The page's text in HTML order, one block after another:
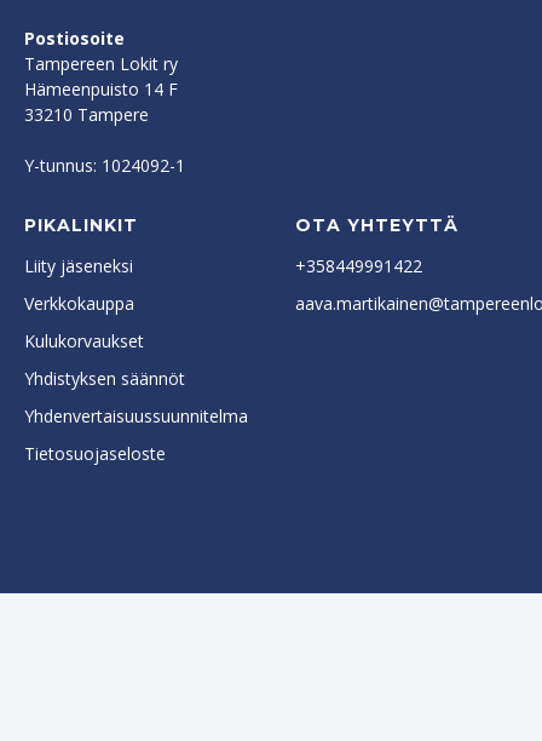
Postiosoite
Tampereen Lokit ry
Hämeenpuisto 14 F
33210 Tampere
Y-tunnus: 1024092-1
PIKALINKIT
Liity jäseneksi
Verkkokauppa
Kulukorvaukset
Yhdistyksen säännöt
Yhdenvertaisuussuunnitelma
Tietosuojaseloste
OTA YHTEYTTÄ
+358449991422